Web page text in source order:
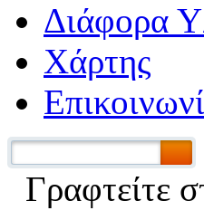
Διάφορα
Χάρτης
Γραφτείτε